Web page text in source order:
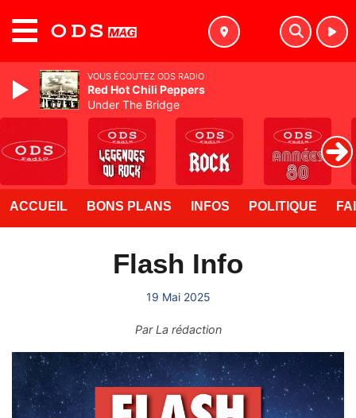
ACCUEIL BONS PLANS INFOS POLITIQUE
Flash Info
19 Mai 2025
ParLa rédaction
VOUS ÉCOUTEZ ODS RADIO
Red Hot Chili Peppers
Under The Bridge